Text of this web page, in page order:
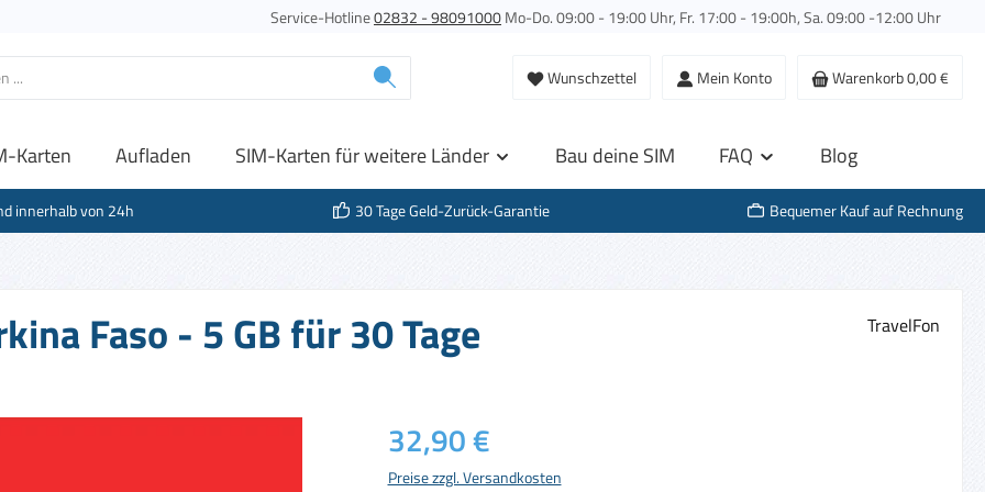
Service-Hotline02832 - 98091000Mo-Do. 09:00 - 19:00 Uhr, Fr. 17:00 - 19:00h, Sa. 09:00 -12:00 Uhr
Wunschzettel Mein Konto Warenkorb0,00 €
Karten Aufladen SIM-Karten für weitere Länder Bau deine SIM FAQ Blog
innerhalb von 24h 30 Tage Geld-Zurück-Garantie
Bequemer Kauf auf Rechnung
Faso - 5 GB für 30 Tage TravelFon
Regulärer Preis:
32,90 €
Preise zzgl. Versandkosten